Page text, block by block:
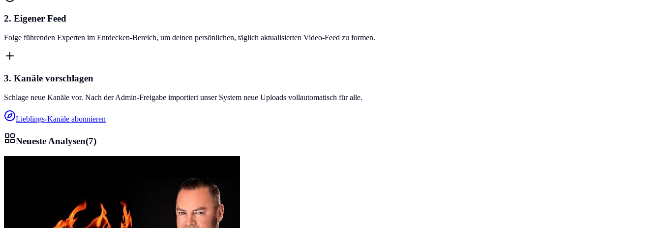
2. Eigener Feed
Folge führenden Experten im Entdecken-Bereich, um deinen persönlichen, täglich aktualisierten Video-Feed zu formen.
3. Kanäle vorschlagen
Schlage neue Kanäle vor. Nach der Admin-Freigabe importiert unser System neue Uploads vollautomatisch für alle.
Lieblings-Kanäle abonnieren
Neueste Analysen(7)